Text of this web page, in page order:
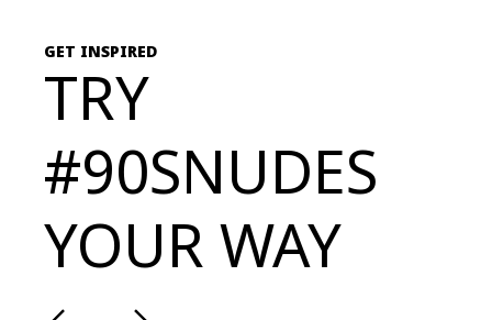
GET INSPIRED
TRY
#90SNUDES
YOUR WAY